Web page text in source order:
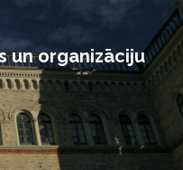
un organizāciju